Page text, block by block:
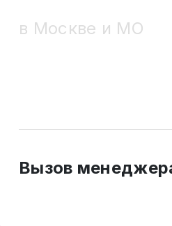
в Москве и МО
Вызов